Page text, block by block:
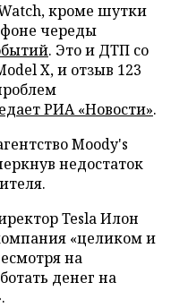
кроме шутки
череды
. Это и ДТП со
X, и отзыв 123
РИА «Новости».
Moody's
недостаток
Tesla Илон
«целиком и
на
денег на